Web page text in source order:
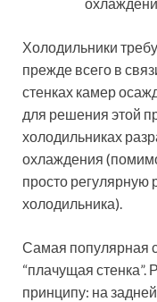
Холодильники
прежде всего в
стенках камер
для решения этой
холодильниках
охлаждения
просто регулярную
холодильника).
Самая популярная
“плачущая
принципу: на